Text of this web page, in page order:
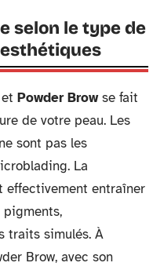
selon le type de
et Powder Browse fait
de votre peau. Les
sont pas les
La
effectivement entraîner
traits simulés. À
Brow, avec son